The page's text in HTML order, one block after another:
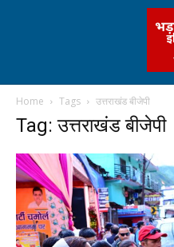
Home Tags उत्तराखंड बीजेपी
Tag: उत्तराखंड बीजेपी